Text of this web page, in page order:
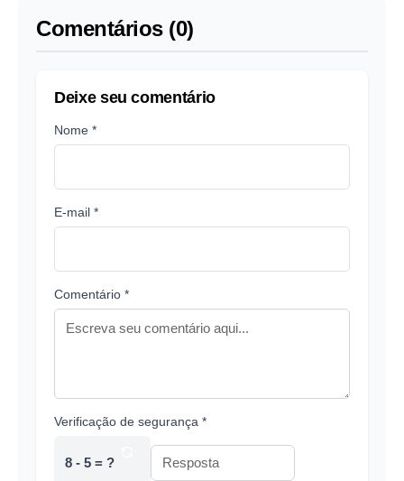
Comentários (0)
Deixe seu comentário
Nome *
E-mail *
Comentário *
Verificação de segurança *
8 - 5 = ?